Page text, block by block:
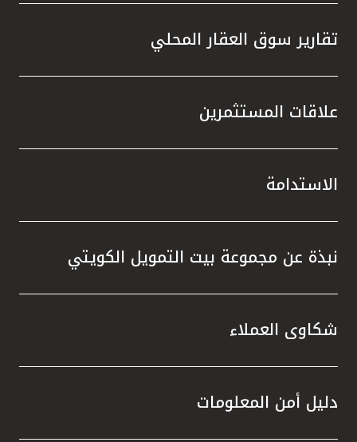
تقارير سوق العقار المحلي
علاقات المستثمرين
الاستدامة
نبذة عن مجموعة بيت التمويل الكويتي
شكاوى العملاء
دليل أمن المعلومات